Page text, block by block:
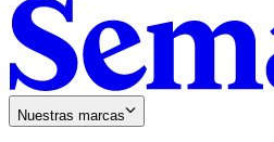
Nuestras marcas